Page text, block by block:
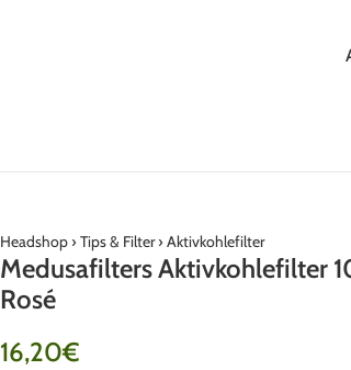
Headshop› Tips & Filter› Aktivkohlefilter
Medusafilters Aktivkohlefilter
Rosé
16,20€